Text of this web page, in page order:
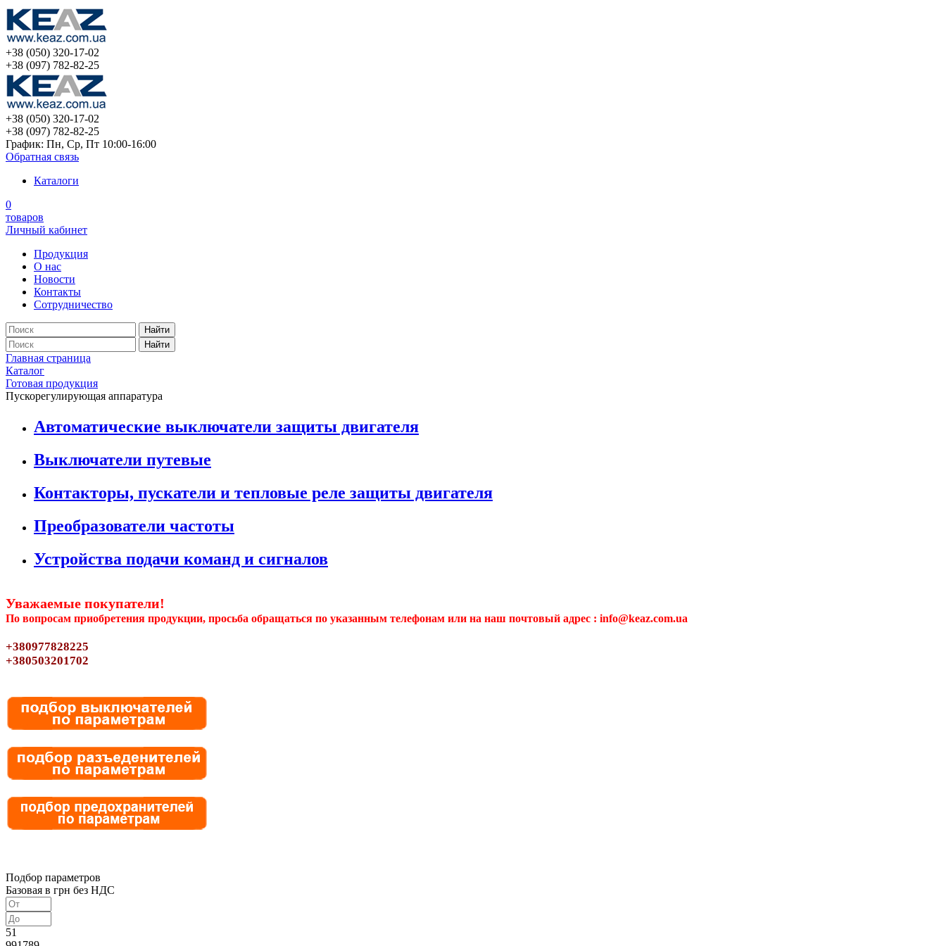
+38 (050) 320-17-02
+38 (097) 782-82-25
+38 (050) 320-17-02
+38 (097) 782-82-25
График: Пн, Ср, Пт 10:00-16:00
Обратная связь
Каталоги
0
товаров
Личный кабинет
Продукция
О нас
Новости
Контакты
Сотрудничество
Найти
Найти
Главная страница
Каталог
Готовая продукция
Пускорегулирующая аппаратура
Автоматические выключатели защиты двигателя
Выключатели путевые
Контакторы, пускатели и тепловые реле защиты двигателя
Преобразователи частоты
Устройства подачи команд и сигналов
Уважаемые покупатели!
По вопросам приобретения продукции, просьба обращаться по указанным телефонам или на наш почтовый адрес : info@keaz.com.ua
+380977828225
+380503201702
Подбор параметров
Базовая в грн без НДС
51